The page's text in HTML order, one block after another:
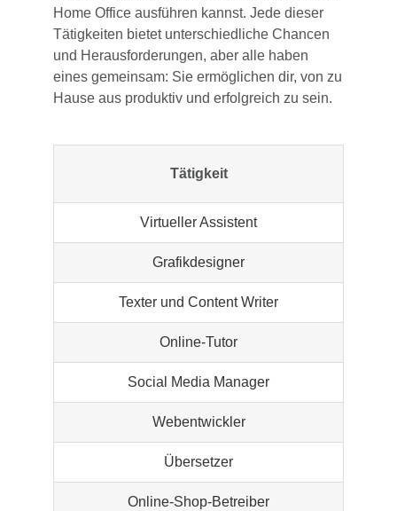
Home Office ausführen kannst. Jede dieser
Tätigkeiten bietet unterschiedliche Chancen
und Herausforderungen, aber alle haben
eines gemeinsam: Sie ermöglichen dir, von zu
Hause aus produktiv und erfolgreich zu sein.
Tätigkeit
Virtueller Assistent
Grafikdesigner
Texter und Content Writer
Online-Tutor
Social Media Manager
Webentwickler
Übersetzer
Online-Shop-Betreiber